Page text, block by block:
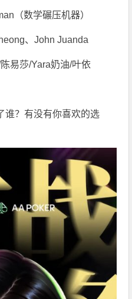
（数学碾压机器）
、John Juanda
易莎/Yara奶油/叶依
谁？有没有你喜欢的选